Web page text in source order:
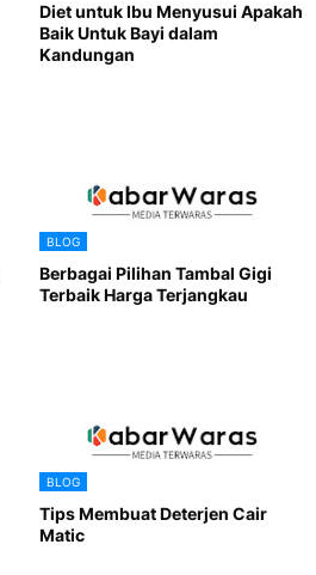
Diet untuk Ibu Menyusui Apakah
Baik Untuk Bayi dalam
Kandungan
BLOG
Berbagai Pilihan Tambal Gigi
Terbaik Harga Terjangkau
BLOG
Tips Membuat Deterjen Cair
Matic